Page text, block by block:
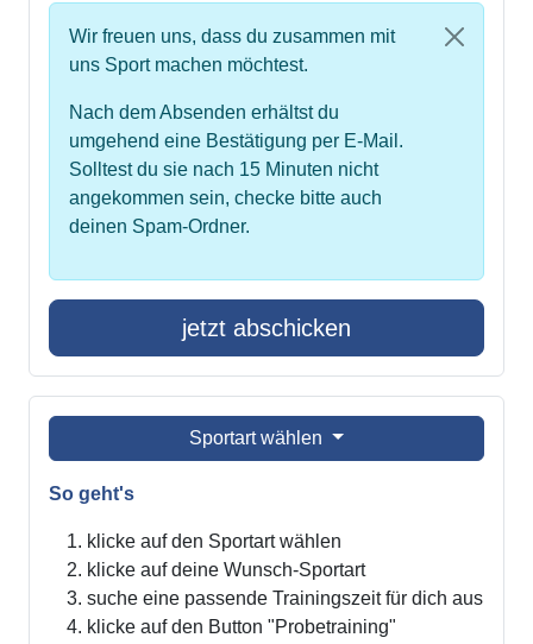
Wir freuen uns, dass du zusammen mit
uns Sport machen möchtest.
Nach dem Absenden erhältst du
umgehend eine Bestätigung per E-Mail.
Solltest du sie nach 15 Minuten nicht
angekommen sein, checke bitte auch
deinen Spam-Ordner.
jetzt abschicken
Sportart wählen
So geht's
klicke auf den Sportart wählen
klicke auf deine Wunsch-Sportart
suche eine passende Trainingszeit für dich aus
klicke auf den Button "Probetraining"